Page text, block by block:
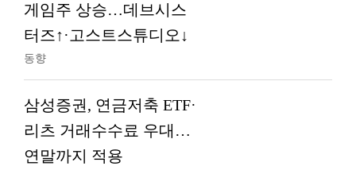
게임주 상승…데브시스
터즈↑·고스트스튜디오↓
동향
삼성증권, 연금저축 ETF·
리츠 거래수수료 우대…
연말까지 적용